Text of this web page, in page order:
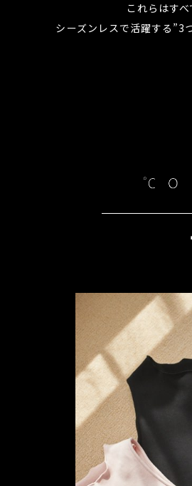
これらはす
シーズンレスで活躍する”3